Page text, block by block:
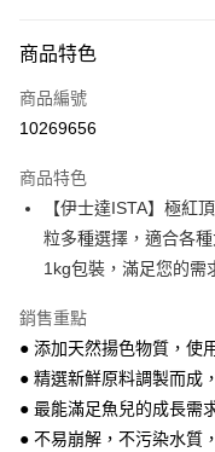
信用卡一次付款
超商取貨付款
Apple Pay
街口支付
Google Pay
ATM付款
商品特色
商品編號
10269656
商品特色
【伊士達ISTA】極紅
粒多種選擇，適合各
1kg包裝，滿足您的需
銷售重點
● 添加天然揚色物質，使
● 精選新鮮原料調製而成
● 最能滿足魚兒的成長需
● 不易崩解，不污染水質